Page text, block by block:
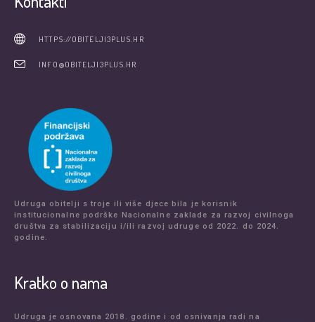
HTTPS://OBITELJI3PLUS.HR
INFO@OBITELJI3PLUS.HR
Udruga obitelji s troje ili više djece bila je korisnik
institucionalne podrške Nacionalne zaklade za razvoj civilnoga
društva za stabilizaciju i/ili razvoj udruge od 2022. do 2024.
godine.
Kratko o nama
Udruga je osnovana 2018. godine i od osnivanja radi na